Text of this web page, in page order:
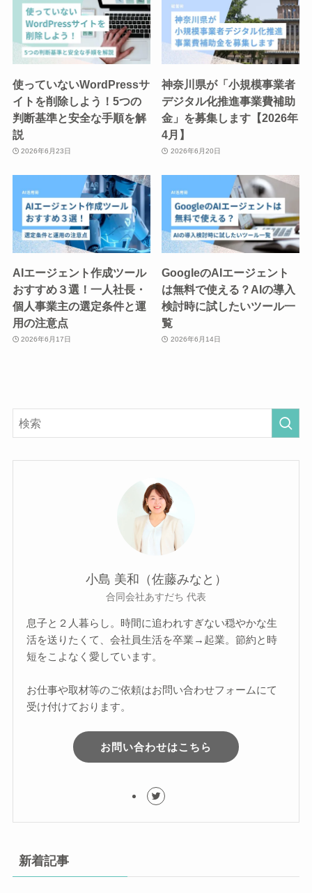
使っていないWordPressサ
イトを削除しよう！5つの
判断基準と安全な手順を解
説
2026年6月23日
神奈川県が「小規模事業者
デジタル化推進事業費補助
金」を募集します【2026年
4月】
2026年6月20日
AIエージェント作成ツール
おすすめ３選！一人社長・
個人事業主の選定条件と運
用の注意点
2026年6月17日
GoogleのAIエージェント
は無料で使える？AIの導入
検討時に試したいツール一
覧
2026年6月14日
小島 美和（佐藤みなと）
合同会社あすだち 代表
息子と２人暮らし。時間に追われすぎない穏やかな生
活を送りたくて、会社員生活を卒業→起業。節約と時
短をこよなく愛しています。
お仕事や取材等のご依頼はお問い合わせフォームにて
受け付けております。
お問い合わせはこちら
新着記事